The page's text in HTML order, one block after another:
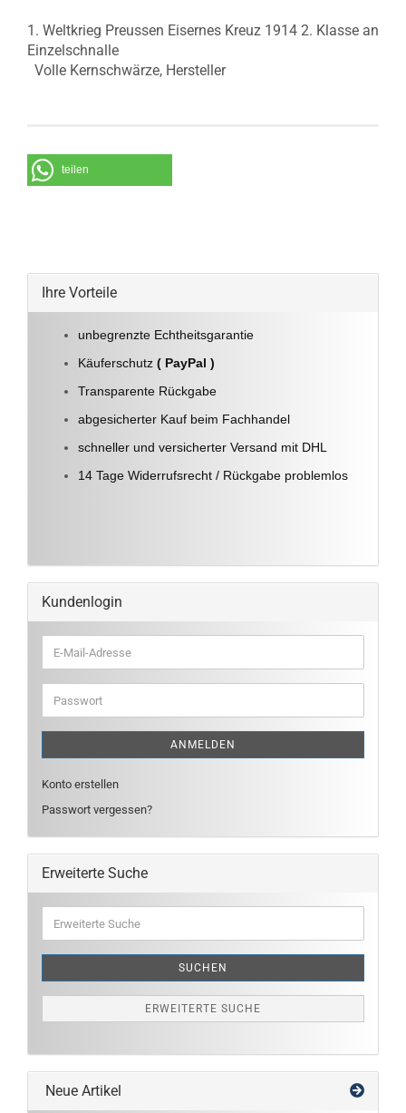
1. Weltkrieg Preussen Eisernes Kreuz 1914 2. Klasse an
Einzelschnalle
Volle Kernschwärze, Hersteller
teilen
Ihre Vorteile
unbegrenzte Echtheitsgarantie
Käuferschutz ( PayPal )
Transparente Rückgabe
abgesicherter Kauf beim Fachhandel
schneller und versicherter Versand mit DHL
14 Tage Widerrufsrecht / Rückgabe problemlos
Kundenlogin
E-
Mail-
Adresse
Passwort
ANMELDEN
Konto erstellen
Passwort vergessen?
Erweiterte Suche
Suche
SUCHEN
ERWEITERTE SUCHE
Neue Artikel